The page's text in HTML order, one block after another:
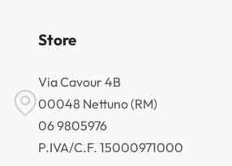
Store
Via Cavour 4B
00048 Nettuno (RM)
06 9805976
P.IVA/C.F. 15000971000